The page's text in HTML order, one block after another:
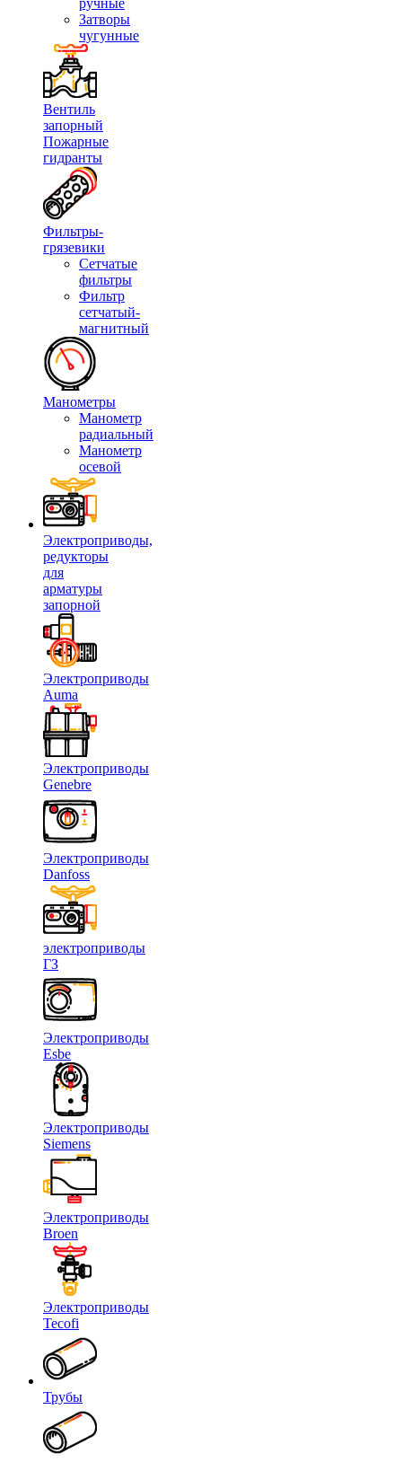
ручные
Затворы
чугунные
Вентиль
запорный
Пожарные
гидранты
Фильтры-
грязевики
Сетчатые
фильтры
Фильтр
сетчатый-
магнитный
Манометры
Манометр
радиальный
Манометр
осевой
Электроприводы,
редукторы
для
арматуры
запорной
Электроприводы
Auma
Электроприводы
Genebre
Электроприводы
Danfoss
электроприводы
ГЗ
Электроприводы
Esbe
Электроприводы
Siemens
Электроприводы
Broen
Электроприводы
Tecofi
Трубы